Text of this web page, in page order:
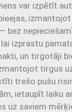
var izpētīt
bez
izprastu
un tirgotāji
tirgus
trešo pušu
ietaupīt laiku
uz saviem